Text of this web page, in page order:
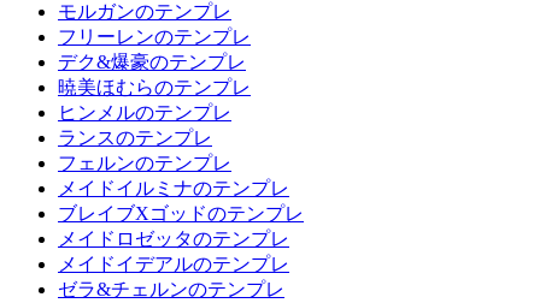
モルガンのテンプレ
フリーレンのテンプレ
デク&爆豪のテンプレ
暁美ほむらのテンプレ
ヒンメルのテンプレ
ランスのテンプレ
フェルンのテンプレ
メイドイルミナのテンプレ
ブレイブXゴッドのテンプレ
メイドロゼッタのテンプレ
メイドイデアルのテンプレ
ゼラ&チェルンのテンプレ